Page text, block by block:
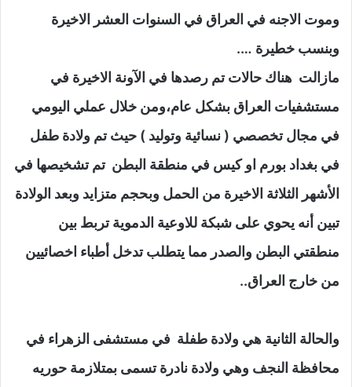
وموت الاجنه في العراق في السنوات العشر الاخيرة
وبنسب خطيرة ….
مازالت هناك حالات تم رصدها في الآونة الاخيرة في
مستشفيات العراق بشكل عام،ومن خلال عملي اليومي
في مجال تخصصي ( نسائية وتوليد ) حيث تم ولادة طفل
في بغداد بورم او كيس في منطقة البطن تم تشخيصها في
الأشهر الثلاثة الاخيرة من الحمل وبحجم متزايد وبعد الولادة
تبين أنه يحوي على شبكة للاوعية الدموية تربط بين
منطقتي البطن والصدر مما يتطلب تدخل أطباء اخصائيين
من خارج العراق..
والحالة الثانية هي ولادة طفلة في مستشفى الزهراء في
محافظة النجف وهي ولادة نادرة تسمى بمتلازمة حوريه